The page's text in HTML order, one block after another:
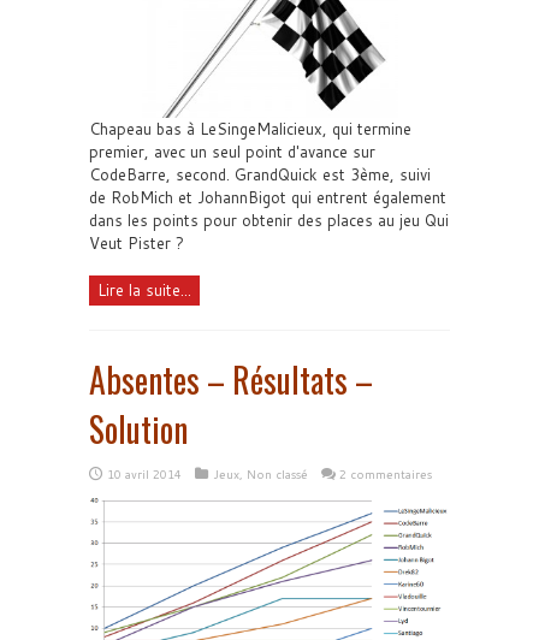
Chapeau bas à LeSingeMalicieux, qui termine
premier, avec un seul point d'avance sur
CodeBarre, second. GrandQuick est 3ème, suivi
de RobMich et JohannBigot qui entrent également
dans les points pour obtenir des places au jeu Qui
Veut Pister ?
Lire la suite...
Absentes – Résultats –
Solution
10 avril 2014 Jeux Non classé 2 commentaires